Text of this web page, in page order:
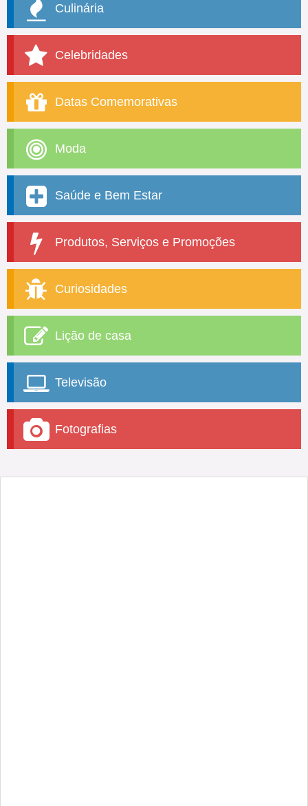
Culinária
Celebridades
Datas Comemorativas
Moda
Saúde e Bem Estar
Produtos, Serviços e Promoções
Curiosidades
Lição de casa
Televisão
Fotografias